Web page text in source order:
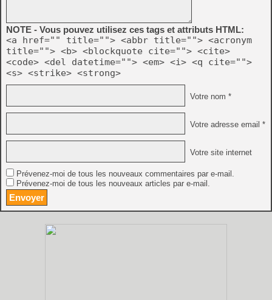
NOTE - Vous pouvez utilisez ces tags et attributs HTML:
<a href="" title=""> <abbr title=""> <acronym
title=""> <b> <blockquote cite=""> <cite>
<code> <del datetime=""> <em> <i> <q cite="">
<s> <strike> <strong>
Votre nom *
Votre adresse email *
Votre site internet
Prévenez-moi de tous les nouveaux commentaires par e-mail.
Prévenez-moi de tous les nouveaux articles par e-mail.